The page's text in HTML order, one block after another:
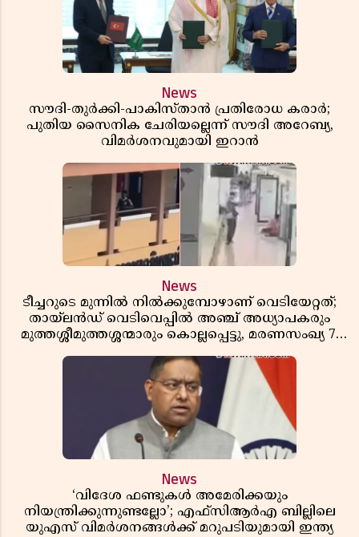
News
സൗദി-തുർക്കി-പാകിസ്താൻ പ്രതിരോധ കരാർ;
പുതിയ സൈനിക ചേരിയല്ലെന്ന് സൗദി അറേബ്യ,
വിമർശനവുമായി ഇറാൻ
News
ടീച്ചറുടെ മുന്നിൽ നിൽക്കുമ്പോഴാണ് വെടിയേറ്റത്;
തായ്‌ലൻഡ് വെടിവെപ്പിൽ അഞ്ച് അധ്യാപകരും
മുത്തശ്ശീമുത്തശ്ശന്മാരും കൊല്ലപ്പെട്ടു, മരണസംഖ്യ 7;
News
‘വിദേശ ഫണ്ടുകൾ അമേരിക്കയും
നിയന്ത്രിക്കുന്നുണ്ടല്ലോ’; എഫ്സിആർഎ ബില്ലിലെ
യുഎസ് വിമർശനങ്ങൾക്ക് മറുപടിയുമായി ഇന്ത്യ